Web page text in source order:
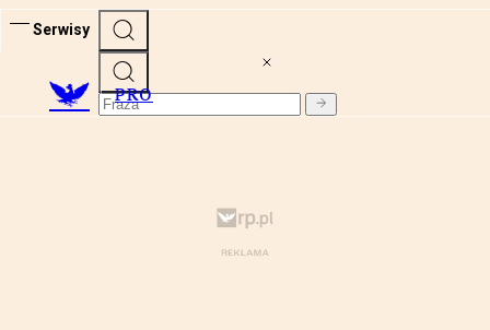
Serwisy
PRO